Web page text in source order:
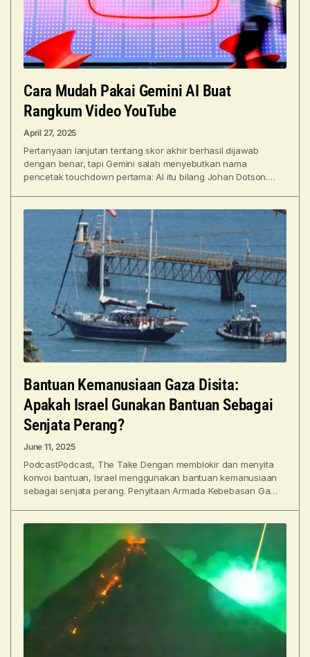
Cara Mudah Pakai Gemini AI Buat
Rangkum Video YouTube
April 27, 2025
Pertanyaan lanjutan tentang skor akhir berhasil dijawab
dengan benar, tapi Gemini salah menyebutkan nama
pencetak touchdown pertama: AI itu bilang Johan Dotson.
Bantuan Kemanusiaan Gaza Disita:
Apakah Israel Gunakan Bantuan Sebagai
Senjata Perang?
June 11, 2025
PodcastPodcast, The Take Dengan memblokir dan menyita
konvoi bantuan, Israel menggunakan bantuan kemanusiaan
sebagai senjata perang. Penyitaan Armada Kebebasan Gaza